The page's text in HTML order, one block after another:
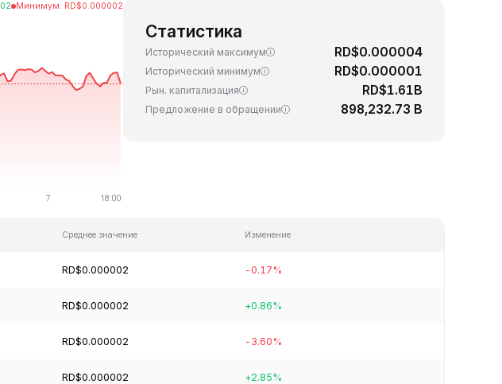
Минимум: RD$0.000002
Статистика
Исторический максимум RD$0.000004
Исторический минимум RD$0.000001
Рын. капитализация RD$1.61B
Предложение в обращении 898,232.73 B
Среднее значение Изменение
RD$0.000002 -0.17%
RD$0.000002 +0.86%
RD$0.000002 -3.60%
RD$0.000002 +2.85%